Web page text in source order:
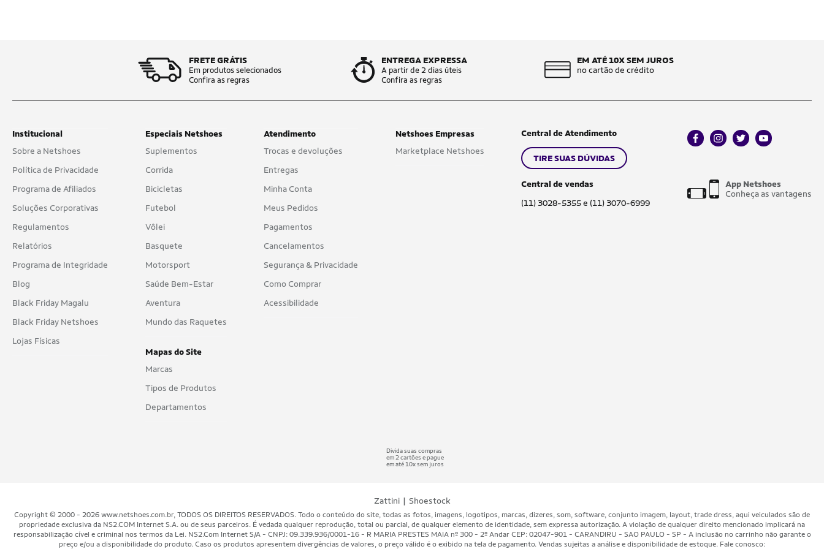
FRETE GRÁTIS
Em produtos selecionados
Confira as regras
ENTREGA EXPRESSA
A partir de 2 dias úteis
Confira as regras
EM ATÉ 10X SEM JUROS
no cartão de crédito
Institucional
Sobre a Netshoes
Política de Privacidade
Programa de Afiliados
Soluções Corporativas
Regulamentos
Relatórios
Programa de Integridade
Blog
Black Friday Magalu
Black Friday Netshoes
Lojas Físicas
Especiais Netshoes
Suplementos
Corrida
Bicicletas
Futebol
Vôlei
Basquete
Motorsport
Saúde Bem-Estar
Aventura
Mundo das Raquetes
Mapas do Site
Marcas
Tipos de Produtos
Departamentos
Atendimento
Trocas e devoluções
Entregas
Minha Conta
Meus Pedidos
Pagamentos
Cancelamentos
Segurança & Privacidade
Como Comprar
Acessibilidade
Netshoes Empresas
Marketplace Netshoes
Central de Atendimento
TIRE SUAS DÚVIDAS
Central de vendas
(11) 3028-5355 e (11) 3070-6999
facebookinstagram
twitteryoutube
App Netshoes
Conheça as vantagens
Divida suas compras
em 2 cartões e pague
em até 10x sem juros
Zattini | Shoestock
Copyright © 2000 - 2026 www.netshoes.com.br, TODOS OS DIREITOS RESERVADOS. Todo o conteúdo do site, todas as fotos, imagens, logotipos, marcas, dizeres, som, software, conjunto imagem, layout, trade dress, aqui veiculados são de
propriedade exclusiva da NS2.COM Internet S.A. ou de seus parceiros. É vedada qualquer reprodução, total ou parcial, de qualquer elemento de identidade, sem expressa autorização. A violação de qualquer direito mencionado implicará na
responsabilização cível e criminal nos termos da Lei. NS2.Com Internet S/A - CNPJ: 09.339.936/0001-16 - R MARIA PRESTES MAIA nº 300 - 2º Andar CEP: 02047-901 - CARANDIRU - SAO PAULO - SP - A inclusão no carrinho não garante o
preço e/ou a disponibilidade do produto. Caso os produtos apresentem divergências de valores, o preço válido é o exibido na tela de pagamento. Vendas sujeitas a análise e disponibilidade de estoque. Fale conosco: